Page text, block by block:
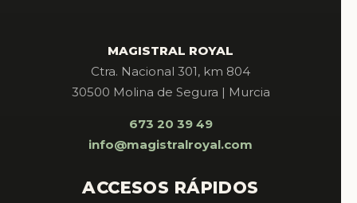
MAGISTRAL ROYAL
Ctra. Nacional 301, km 804
30500 Molina de Segura | Murcia
673 20 39 49
info@magistralroyal.com
ACCESOS RÁPIDOS